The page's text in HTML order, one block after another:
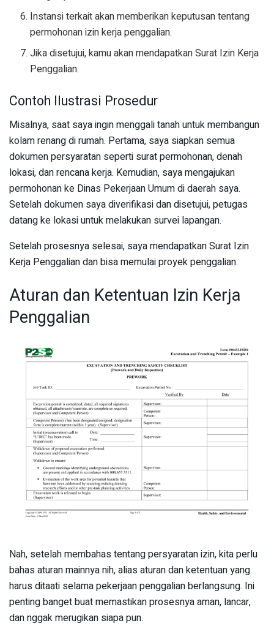
Instansi terkait akan memberikan keputusan tentang
permohonan izin kerja penggalian.
Jika disetujui, kamu akan mendapatkan Surat Izin Kerja
Penggalian.
Contoh Ilustrasi Prosedur
Misalnya, saat saya ingin menggali tanah untuk membangun
kolam renang di rumah. Pertama, saya siapkan semua
dokumen persyaratan seperti surat permohonan, denah
lokasi, dan rencana kerja. Kemudian, saya mengajukan
permohonan ke Dinas Pekerjaan Umum di daerah saya.
Setelah dokumen saya diverifikasi dan disetujui, petugas
datang ke lokasi untuk melakukan survei lapangan.
Setelah prosesnya selesai, saya mendapatkan Surat Izin
Kerja Penggalian dan bisa memulai proyek penggalian.
Aturan dan Ketentuan Izin Kerja
Penggalian
Nah, setelah membahas tentang persyaratan izin, kita perlu
bahas aturan mainnya nih, alias aturan dan ketentuan yang
harus ditaati selama pekerjaan penggalian berlangsung. Ini
penting banget buat memastikan prosesnya aman, lancar,
dan nggak merugikan siapa pun.